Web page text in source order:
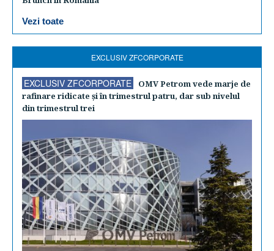
Vezi toate
EXCLUSIV ZFCORPORATE
EXCLUSIV ZFCORPORATE
OMV Petrom vede marje de
rafinare ridicate şi în trimestrul patru, dar sub nivelul
din trimestrul trei